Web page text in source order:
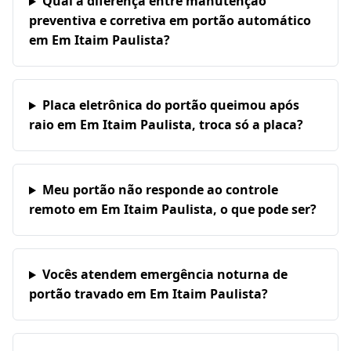
preventiva e corretiva em portão automático
em Em Itaim Paulista?
Placa eletrônica do portão queimou após
raio em Em Itaim Paulista, troca só a placa?
Meu portão não responde ao controle
remoto em Em Itaim Paulista, o que pode ser?
Vocês atendem emergência noturna de
portão travado em Em Itaim Paulista?